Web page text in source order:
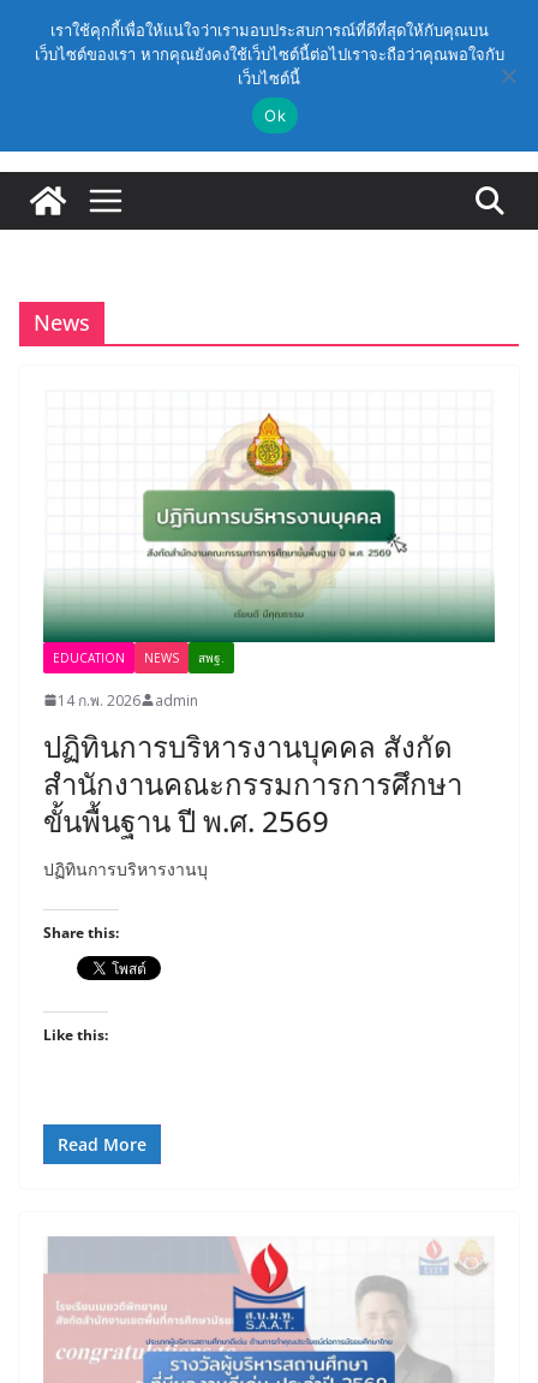
วันศุกร์, สิงหาคม 7, 2026
Latest: (สพฐ.) โมดูลที่ 1 : การประกันคุณภาพภายในสถานศึกษา
และการประยุกต์ใช้ปัญญาประดิษฐ์ (AI)
(สพฐ.) โครงการอบรมเชิงปฏิบัติการหลักสูตรการดำเนิน
การประกันคุณภาพภายในสถานศึกษา ด้วยปัญญาประดิษฐ์
ก.ค.ศ. เห็นชอบ รายละเอียดการดำเนินการคัดเลือกบุคคล
เพื่อบรรจุและแต่งตั้งให้ดำรงตำแหน่งรองผู้อำนวยการ
สถานศึกษา และผู้อำนวยการสถานศึกษา สังกัดสำนักงาน
ก.ค.ศ. | ว 12/2568 หลักเกณฑ์และวิธีการคัดเลือกบุคคล
สถานศึกษาและผู้อำนวยการสถานศึกษา สังกัดกระทรวง
และเลื่อนเป็นวิทยฐานะเชี่ยวชาญ (ครั้งที่ 9/2569)
News
EDUCATION NEWS สพฐ.
14 ก.พ. 2026 admin
ปฏิทินการบริหารงานบุคคล สังกัด
สำนักงานคณะกรรมการการศึกษา
ขั้นพื้นฐาน ปี พ.ศ. 2569
ปฏิทินการบริหารงานบุ
Share this:
Like this:
Read More
เราใช้คุกกี้เพื่อให้แน่ใจว่าเรามอบประสบการณ์ที่ดีที่สุดให้กับคุณบน
เว็บไซต์ของเรา หากคุณยังคงใช้เว็บไซต์นี้ต่อไปเราจะถือว่าคุณพอใจกับ
เว็บไซต์นี้
Ok